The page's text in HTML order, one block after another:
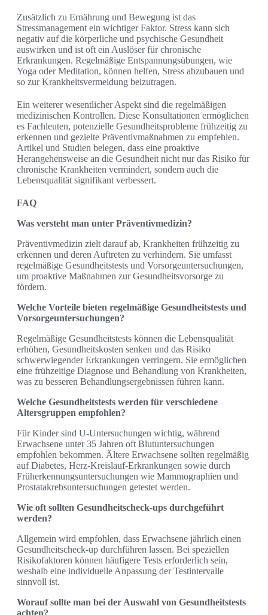
Zusätzlich zu Ernährung und Bewegung ist das
Stressmanagement ein wichtiger Faktor. Stress kann sich
negativ auf die körperliche und psychische Gesundheit
auswirken und ist oft ein Auslöser für chronische
Erkrankungen. Regelmäßige Entspannungsübungen, wie
Yoga oder Meditation, können helfen, Stress abzubauen und
so zur Krankheitsvermeidung beizutragen.
Ein weiterer wesentlicher Aspekt sind die regelmäßigen
medizinischen Kontrollen. Diese Konsultationen ermöglichen
es Fachleuten, potenzielle Gesundheitsprobleme frühzeitig zu
erkennen und gezielte Präventivmaßnahmen zu empfehlen.
Artikel und Studien belegen, dass eine proaktive
Herangehensweise an die Gesundheit nicht nur das Risiko für
chronische Krankheiten vermindert, sondern auch die
Lebensqualität signifikant verbessert.
FAQ
Was versteht man unter Präventivmedizin?
Präventivmedizin zielt darauf ab, Krankheiten frühzeitig zu
erkennen und deren Auftreten zu verhindern. Sie umfasst
regelmäßige Gesundheitstests und Vorsorgeuntersuchungen,
um proaktive Maßnahmen zur Gesundheitsvorsorge zu
fördern.
Welche Vorteile bieten regelmäßige Gesundheitstests und
Vorsorgeuntersuchungen?
Regelmäßige Gesundheitstests können die Lebensqualität
erhöhen, Gesundheitskosten senken und das Risiko
schwerwiegender Erkrankungen verringern. Sie ermöglichen
eine frühzeitige Diagnose und Behandlung von Krankheiten,
was zu besseren Behandlungsergebnissen führen kann.
Welche Gesundheitstests werden für verschiedene
Altersgruppen empfohlen?
Für Kinder sind U-Untersuchungen wichtig, während
Erwachsene unter 35 Jahren oft Blutuntersuchungen
empfohlen bekommen. Ältere Erwachsene sollten regelmäßig
auf Diabetes, Herz-Kreislauf-Erkrankungen sowie durch
Früherkennungsuntersuchungen wie Mammographien und
Prostatakrebsuntersuchungen getestet werden.
Wie oft sollten Gesundheitscheck-ups durchgeführt
werden?
Allgemein wird empfohlen, dass Erwachsene jährlich einen
Gesundheitscheck-up durchführen lassen. Bei speziellen
Risikofaktoren können häufigere Tests erforderlich sein,
weshalb eine individuelle Anpassung der Testintervalle
sinnvoll ist.
Worauf sollte man bei der Auswahl von Gesundheitstests
achten?